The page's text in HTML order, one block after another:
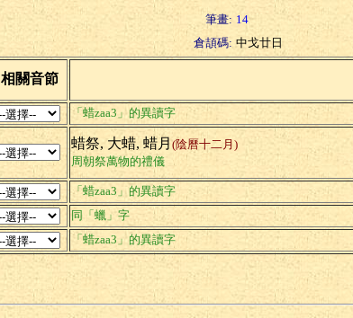
筆畫: 14
倉頡碼: 中戈廿日
相關音節
「蜡zaa3」的異讀字
蜡祭, 大蜡, 蜡月 (陰曆十二月)
周朝祭萬物的禮儀
「蜡zaa3」的異讀字
同「蠟」字
「蜡zaa3」的異讀字